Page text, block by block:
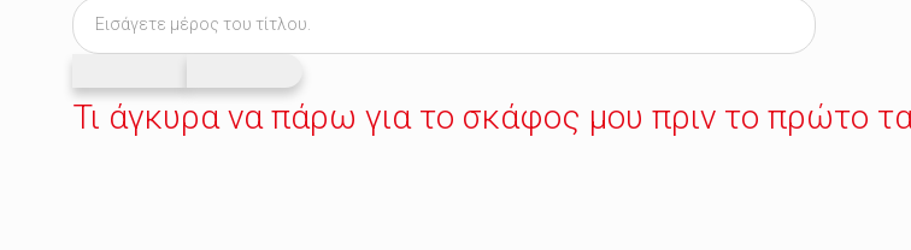
Τι άγκυρα να πάρω για το σκάφος μου πριν το πρώτο